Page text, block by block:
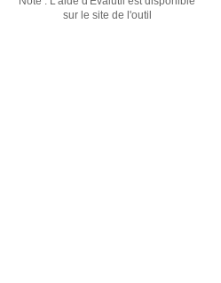
sur le site de l'outil